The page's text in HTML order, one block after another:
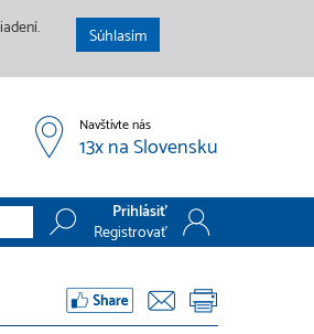
Súhlasím
Navštívte nás
13x na Slovensku
Prihlásiť
Registrovať
Registrovať